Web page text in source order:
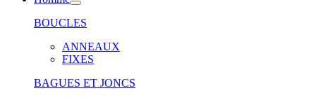
BOUCLES
ANNEAUX
FIXES
BAGUES ET JONCS